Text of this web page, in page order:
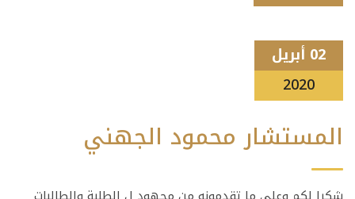
02 أبريل
2020
المستشار محمود الجهني